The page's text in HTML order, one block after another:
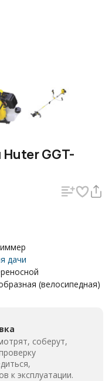
GGT-
дачи
(велосипедная)
соберут,
к эксплуатации.